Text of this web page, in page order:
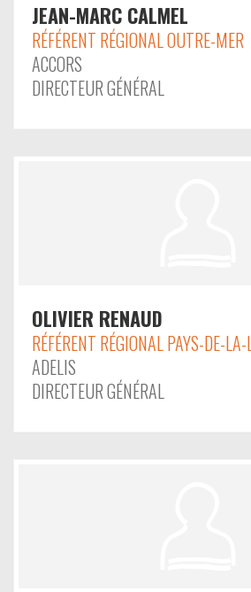
JEAN-MARC CALMEL
RÉFÉRENT RÉGIONAL OUTRE-MER
ACCORS
DIRECTEUR GÉNÉRAL
OLIVIER RENAUD
RÉFÉRENT RÉGIONAL PAYS-DE-
ADELIS
DIRECTEUR GÉNÉRAL